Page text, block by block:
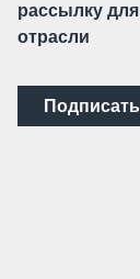
рассылку
отрасли